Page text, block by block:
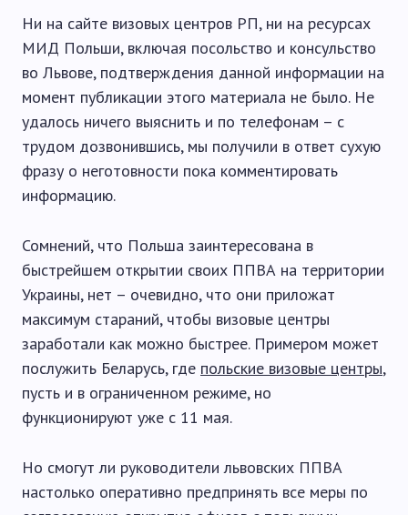
Ни на сайте визовых центров РП, ни на ресурсах
МИД Польши, включая посольство и консульство
во Львове, подтверждения данной информации на
момент публикации этого материала не было. Не
удалось ничего выяснить и по телефонам – с
трудом дозвонившись, мы получили в ответ сухую
фразу о неготовности пока комментировать
информацию.
Сомнений, что Польша заинтересована в
быстрейшем открытии своих ППВА на территории
Украины, нет – очевидно, что они приложат
максимум стараний, чтобы визовые центры
заработали как можно быстрее. Примером может
послужить Беларусь, где польские визовые центры,
пусть и в ограниченном режиме, но
функционируют уже с 11 мая.
Но смогут ли руководители львовских ППВА
настолько оперативно предпринять все меры по